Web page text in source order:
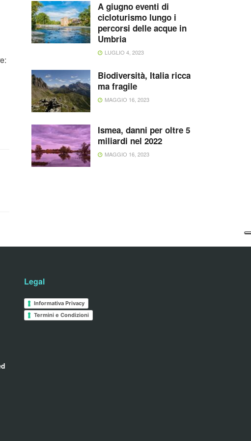
A giugno eventi di
cicloturismo lungo i
percorsi delle acque in
Umbria
LUGLIO 4, 2023
Biodiversità, Italia ricca
ma fragile
MAGGIO 16, 2023
Ismea, danni per oltre 5
miliardi nel 2022
MAGGIO 16, 2023
Legal
Informativa Privacy
Termini e Condizioni